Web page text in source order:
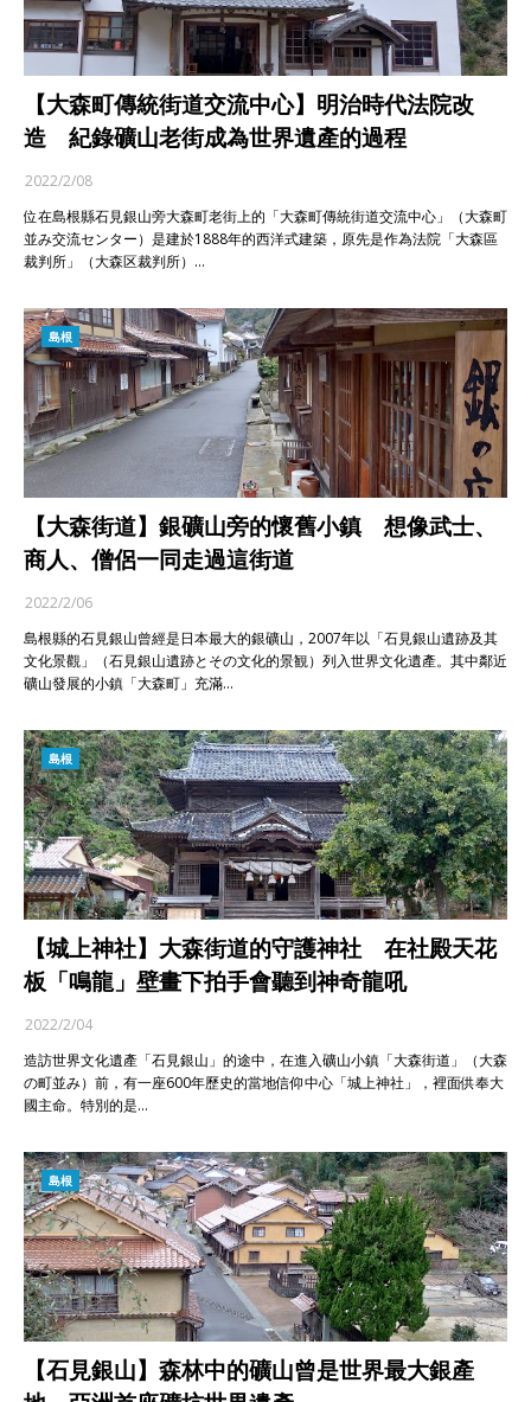
【大森町傳統街道交流中心】明治時代法院改
造 紀錄礦山老街成為世界遺產的過程
2022/2/08
位在島根縣石見銀山旁大森町老街上的「大森町傳統街道交流中心」（大森町
並み交流センター）是建於1888年的西洋式建築，原先是作為法院「大森區
裁判所」（大森区裁判所）…
島根
【大森街道】銀礦山旁的懷舊小鎮 想像武士、
商人、僧侶一同走過這街道
2022/2/06
島根縣的石見銀山曾經是日本最大的銀礦山，2007年以「石見銀山遺跡及其
文化景觀」（石見銀山遺跡とその文化的景観）列入世界文化遺產。其中鄰近
礦山發展的小鎮「大森町」充滿…
島根
【城上神社】大森街道的守護神社 在社殿天花
板「鳴龍」壁畫下拍手會聽到神奇龍吼
2022/2/04
造訪世界文化遺產「石見銀山」的途中，在進入礦山小鎮「大森街道」（大森
の町並み）前，有一座600年歷史的當地信仰中心「城上神社」，裡面供奉大
國主命。特別的是…
島根
【石見銀山】森林中的礦山曾是世界最大銀產